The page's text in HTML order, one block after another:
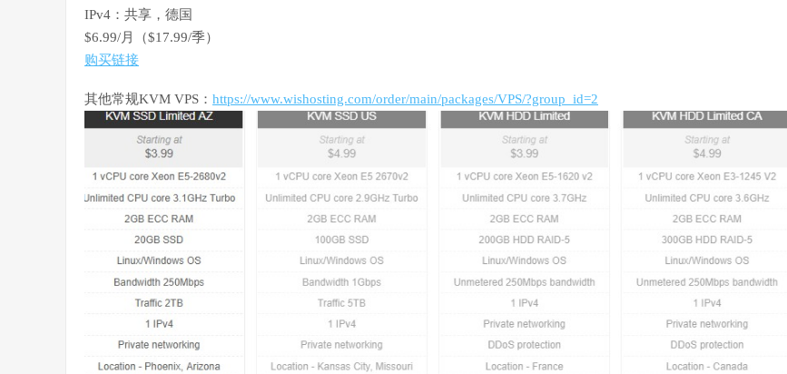
IPv4：共享，德国
$6.99/月（$17.99/季）
购买链接
其他常规KVM VPS： https://www.wishosting.com/order/main/packages/VPS/?group_id=2